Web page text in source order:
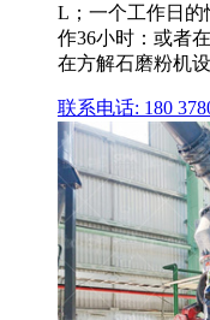
L；一个工作日的
作36小时：或者
在方解石磨粉机
联系电话: 180